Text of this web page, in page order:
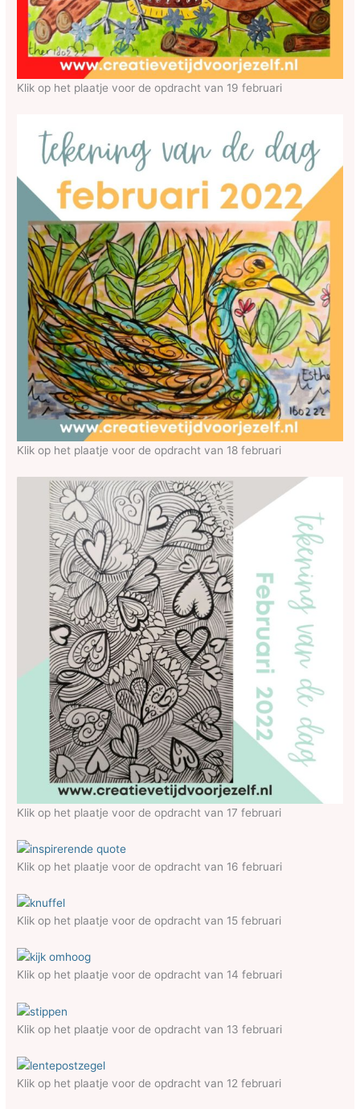
Klik op het plaatje voor de opdracht van 19 februari
Klik op het plaatje voor de opdracht van 18 februari
Klik op het plaatje voor de opdracht van 17 februari
Klik op het plaatje voor de opdracht van 16 februari
Klik op het plaatje voor de opdracht van 15 februari
Klik op het plaatje voor de opdracht van 14 februari
Klik op het plaatje voor de opdracht van 13 februari
Klik op het plaatje voor de opdracht van 12 februari